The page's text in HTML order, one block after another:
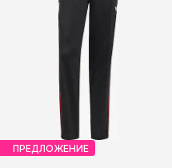
ПРЕДЛОЖЕНИЕ